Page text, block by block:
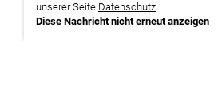
unserer Seite Datenschutz.
Diese Nachricht nicht erneut anzeigen
Aktuelle Fälle